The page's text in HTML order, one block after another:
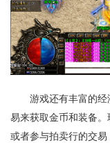
游戏还有丰富的
易来获取金币和装备。
或者参与拍卖行的交